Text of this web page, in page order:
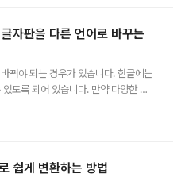
하시면 쉽게 문
식을 제공하고
서마당이 있는
니다. 단축키는
상자를 열어서
는 종류별로 많
자판을 다른 언어로 바꾸는
꿔야 되는 경우가 있습니다. 한글에는
도록 되어 있습니다. 만약 다양한 언
현재 설정되어 있는 글자판을 바꾸
한국어와 영어로 되어 있는 것을 확
쉽게 변환하는 방법